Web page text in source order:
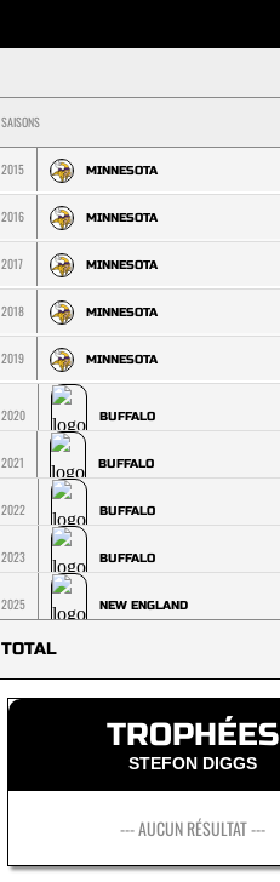
SAISONS
2015 MINNESOTA
2016 MINNESOTA
2017 MINNESOTA
2018 MINNESOTA
2019 MINNESOTA
2020 BUFFALO
2021 BUFFALO
2022 BUFFALO
2023 BUFFALO
2025 NEW ENGLAND
TOTAL
TROPHÉES
STEFON DIGGS
--- AUCUN RÉSULTAT ---